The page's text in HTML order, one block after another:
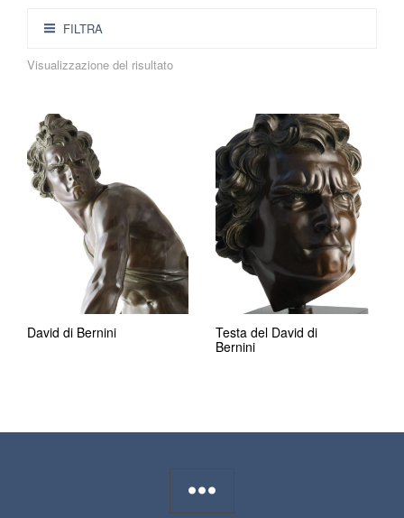
FILTRA
Visualizzazione del risultato
David di Bernini
Testa del David di
Bernini